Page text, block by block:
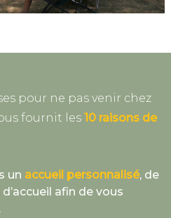
pour ne pas venir chez
fournit les 10 raisons de
un accueil personnalisé, de
afin de vous